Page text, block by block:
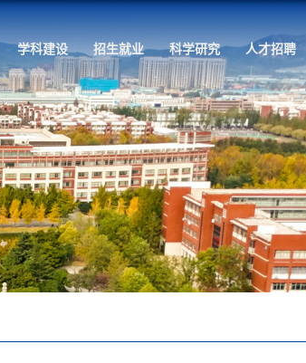
概况 组织机构 人才培养